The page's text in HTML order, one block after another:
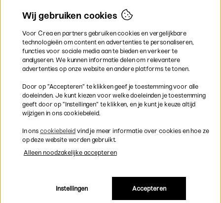
Denmark
Finland
Ireland
Germany
UK
EU
gelden voor volumineuze producten.
Snel en veilig met creditcard of iDEAL
Wij gebruiken cookies
Voor Crea en partners gebruiken cookies en vergelijkbare
technologieën om content en advertenties te personaliseren,
functies voor sociale media aan te bieden en verkeer te
analyseren. We kunnen informatie delen om relevantere
advertenties op onze website en andere platforms te tonen.
Door op ”Accepteren” te klikken geef je toestemming voor alle
doeleinden. Je kunt kiezen voor welke doeleinden je toestemming
geeft door op ”Instellingen” te klikken, en je kunt je keuze altijd
wijzigen in ons cookiebeleid.
In ons cookiebeleid vind je meer informatie over cookies en hoe ze
op deze website worden gebruikt.
Alleen noodzakelijke accepteren
Instellingen Accepteren